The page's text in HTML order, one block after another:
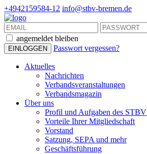
+4942159584-12 info@stbv-bremen.de
angemeldet bleiben
Passwort vergessen?
Aktuelles
Nachrichten
Verbandsveranstaltungen
Verbandsmagazin
Über uns
Profil und Aufgaben des STBV
Vorteile Ihrer Mitgliedschaft
Vorstand
Satzung, SEPA und mehr
Geschäftsführung